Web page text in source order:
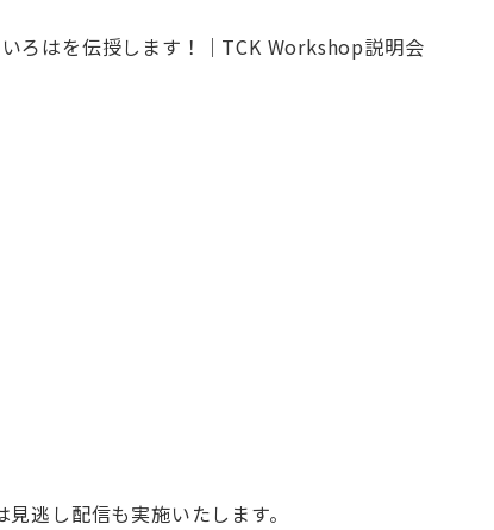
ろはを伝授します！｜TCK Workshop説明会
逃し配信も実施いたします。